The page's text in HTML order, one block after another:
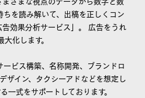
を読み解いて、出稿を正しくコン
告効果分析サービス」。 広告をうれ
化します。
ビス構築、名称開発、ブランドロ
ザイン、タクシーアドなどを想定し
式をサポートしております。